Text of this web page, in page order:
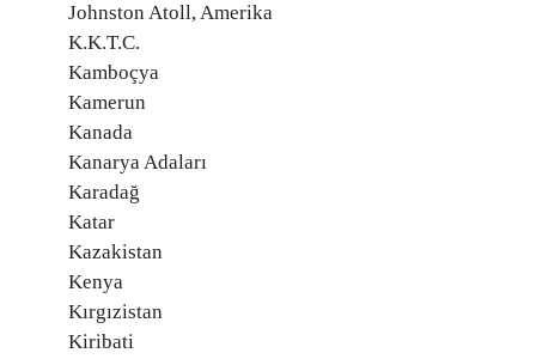
Johnston Atoll, Amerika
K.K.T.C.
Kamboçya
Kamerun
Kanada
Kanarya Adaları
Karadağ
Katar
Kazakistan
Kenya
Kırgızistan
Kiribati